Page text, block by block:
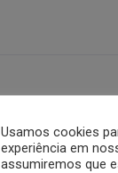
Usamos cookies
experiência em
assumiremos que